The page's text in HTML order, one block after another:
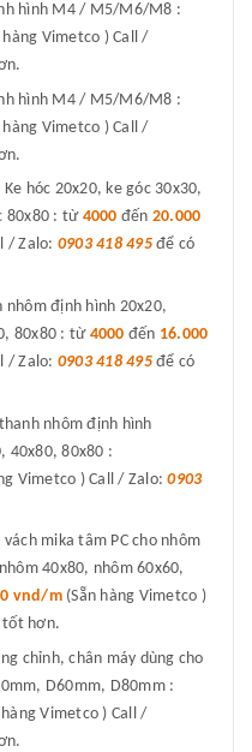
hình M4 / M5/M6/M8 :
Vimetco ) Call /
hình M4 / M5/M6/M8 :
Vimetco ) Call /
hóc 20x20, ke góc 30x30,
80x80 : từ 4000 đến 20.000
/ Zalo: 0903 418 495để có
định hình 20x20,
80x80 : từ 4000 đến 16.000
/ Zalo: 0903 418 495để có
nhôm định hình
40x80, 80x80 :
Vimetco ) Call / Zalo:0903
mika tâm PC cho nhôm
40x80, nhôm 60x60,
vnd/m(Sẵn hàng Vimetco )
tốt hơn.
chỉnh, chân máy dùng cho
D60mm, D80mm :
hàng Vimetco ) Call /